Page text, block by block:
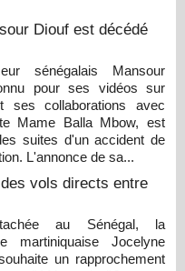
Diouf est décédé
sénégalais Mansour
pour ses vidéos sur
ses collaborations avec
Mame Balla Mbow, est
suites d'un accident de
L'annonce de sa...
vols directs entre
au Sénégal, la
martiniquaise Jocelyne
un rapprochement